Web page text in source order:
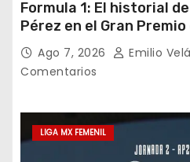
Formula 1: El historial
Pérez en el Gran Premio
Ago 7, 2026 Emilio
Comentarios
LIGA MX FEMENIL